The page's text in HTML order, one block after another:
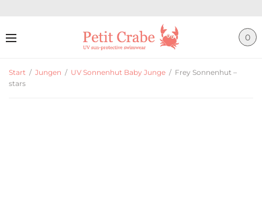
0
Start / Jungen / UV Sonnenhut Baby Junge / Frey Sonnenhut –
stars